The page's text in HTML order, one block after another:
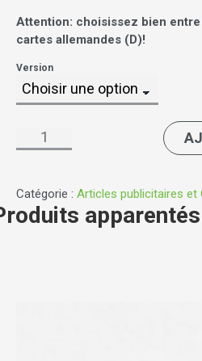
Attention: choisissez bien
cartes allemandes (D)!
Version
UDC
Catégorie : Articles publicitaires et
apparentés